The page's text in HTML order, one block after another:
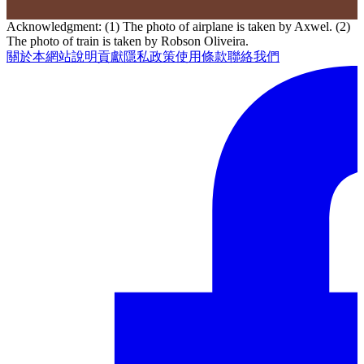
Acknowledgment: (1) The photo of airplane is taken by Axwel. (2)
The photo of train is taken by Robson Oliveira.
關於本網站說明貢獻隱私政策使用條款聯絡我們